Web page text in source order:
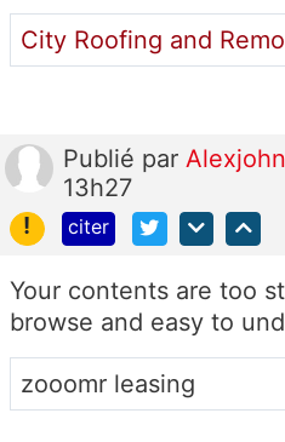
City Roofing and
Publié par Alexjohn
13h27
!
citer
Your contents are too
browse and easy to
zooomr leasing